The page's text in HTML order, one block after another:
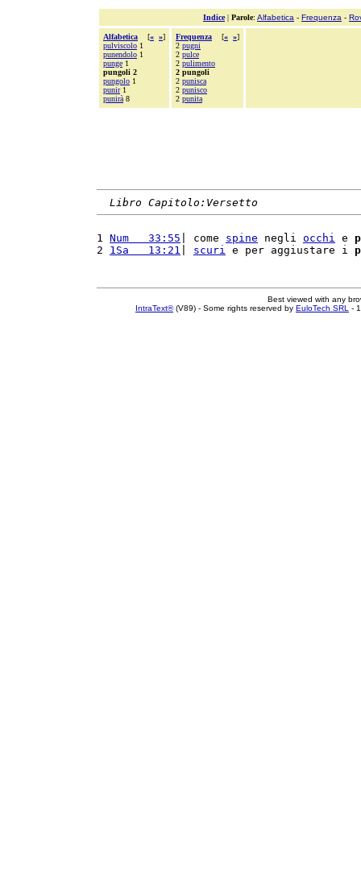
Indice| Parole: Alfabetica - Frequenza -
Alfabetica [« »]
pulviscolo 1
punendolo 1
punge 1
pungoli 2
pungolo 1
punir1
punirà 8
Frequenza [« »]
2 pugni
2 pulce
2 pulimento
2 pungoli
2 punisca
2 punisco
2 punita
Libro Capitolo:Versetto
1 Num   33:55 | come spine negli occhi e
2 1Sa   13:21 scuri e per aggiustare i
Best viewed with any
IntraText®(V89) - Some rights reserved by EuloTech SRL -